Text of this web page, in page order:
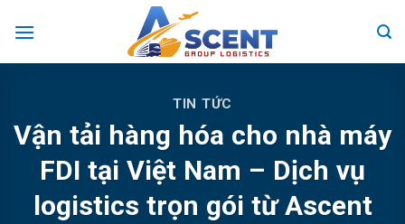
TIN TỨC
Vận tải hàng hóa cho nhà máy
FDI tại Việt Nam – Dịch vụ
logistics trọn gói từ Ascent